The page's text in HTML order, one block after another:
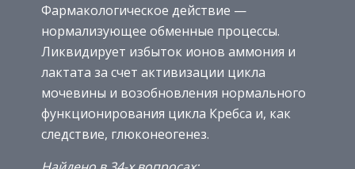
Фармакологическое действие —
нормализующее обменные процессы.
Ликвидирует избыток ионов аммония и
лактата за счет активизации цикла
мочевины и возобновления нормального
функционирования цикла Кребса и, как
следствие, глюконеогенез.